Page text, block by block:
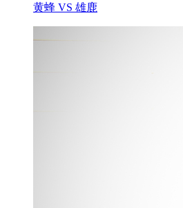
黄蜂 VS 雄鹿